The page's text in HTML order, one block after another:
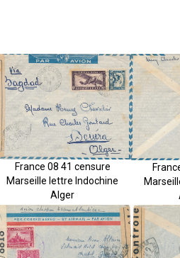
France 08 41 censure
Marseille lettre Indochine
Alger